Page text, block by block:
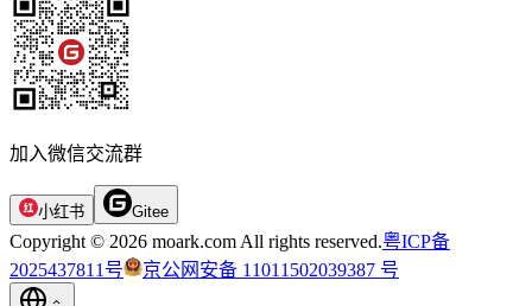
加入微信交流群
小红书 Gitee
Copyright © 2026 moark.com All rights reserved.粤ICP备
2025437811号
京公网安备 11011502039387 号